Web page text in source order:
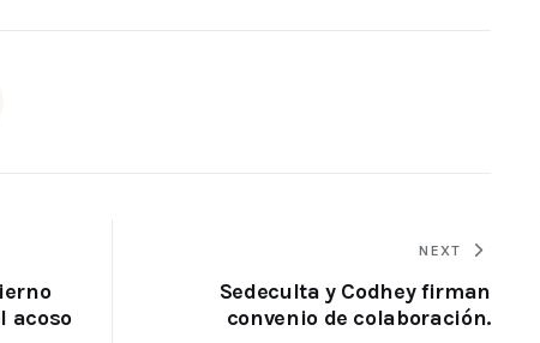
acoso
NEXT
Sedeculta y Codhey firman
convenio de colaboración.